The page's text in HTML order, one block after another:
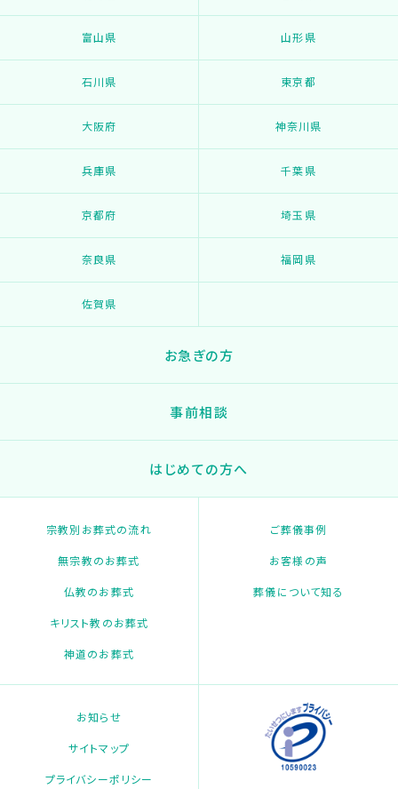
富山県 山形県
石川県 東京都
大阪府 神奈川県
兵庫県 千葉県
京都府 埼玉県
奈良県 福岡県
佐賀県
お急ぎの方
事前相談
はじめての方へ
宗教別お葬式の流れ
無宗教のお葬式
仏教のお葬式
キリスト教のお葬式
神道のお葬式
ご葬儀事例
お客様の声
葬儀について知る
お知らせ
サイトマップ
プライバシーポリシー